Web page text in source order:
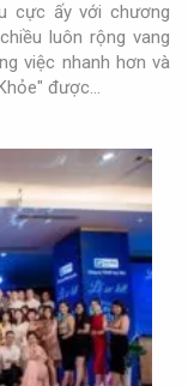
cực ấy với chương
luôn rộng vang
việc nhanh hơn và
được…